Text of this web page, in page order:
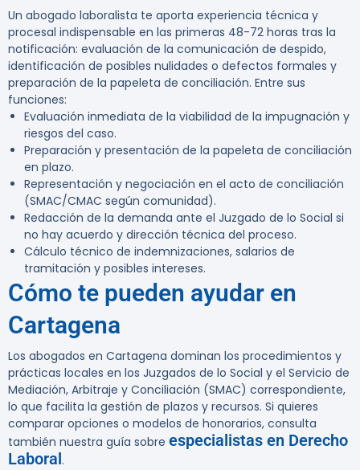
Un abogado laboralista te aporta experiencia técnica y
procesal indispensable en las primeras 48-72 horas tras la
notificación: evaluación de la comunicación de despido,
identificación de posibles nulidades o defectos formales y
preparación de la papeleta de conciliación. Entre sus
funciones:
Evaluación inmediata de la viabilidad de la impugnación y
riesgos del caso.
Preparación y presentación de la papeleta de conciliación
en plazo.
Representación y negociación en el acto de conciliación
(SMAC/CMAC según comunidad).
Redacción de la demanda ante el Juzgado de lo Social si
no hay acuerdo y dirección técnica del proceso.
Cálculo técnico de indemnizaciones, salarios de
tramitación y posibles intereses.
Cómo te pueden ayudar en
Cartagena
Los abogados en Cartagena dominan los procedimientos y
prácticas locales en los Juzgados de lo Social y el Servicio de
Mediación, Arbitraje y Conciliación (SMAC) correspondiente,
lo que facilita la gestión de plazos y recursos. Si quieres
comparar opciones o modelos de honorarios, consulta
también nuestra guía sobre especialistas en Derecho
Laboral.